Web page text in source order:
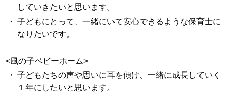
していきたいと思います。
・ 子どもにとって、一緒にいて安心できるような保育士に
なりたいです。
<風の子ベビーホーム>
・ 子どもたちの声や思いに耳を傾け、一緒に成長していく
１年にしたいと思います。